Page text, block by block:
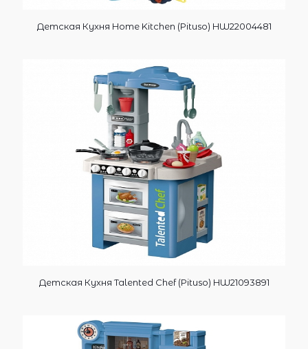
Детская Кухня Home Kitchen (Pituso) HW22004481
Детская Кухня Talented Chef (Pituso) HW21093891